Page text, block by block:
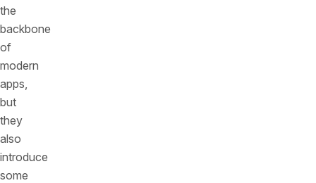
the
backbone
of
modern
apps,
but
they
also
introduce
some